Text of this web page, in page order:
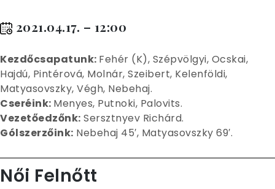
2021.04.17. – 12:00
Kezdőcsapatunk: Fehér (K), Szépvölgyi, Ocskai,
Hajdú, Pintérová, Molnár, Szeibert, Kelenföldi,
Matyasovszky, Végh, Nebehaj.
Cseréink: Menyes, Putnoki, Palovits.
Vezetőedzőnk: Sersztnyev Richárd.
Gólszerzőink: Nebehaj 45′, Matyasovszky 69′.
Női Felnőtt